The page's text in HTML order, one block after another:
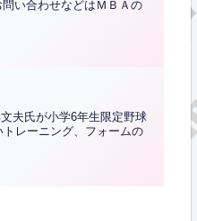
い合わせなどはＭＢＡの
夫氏が小学6年生限定野球
レーニング、フォームの